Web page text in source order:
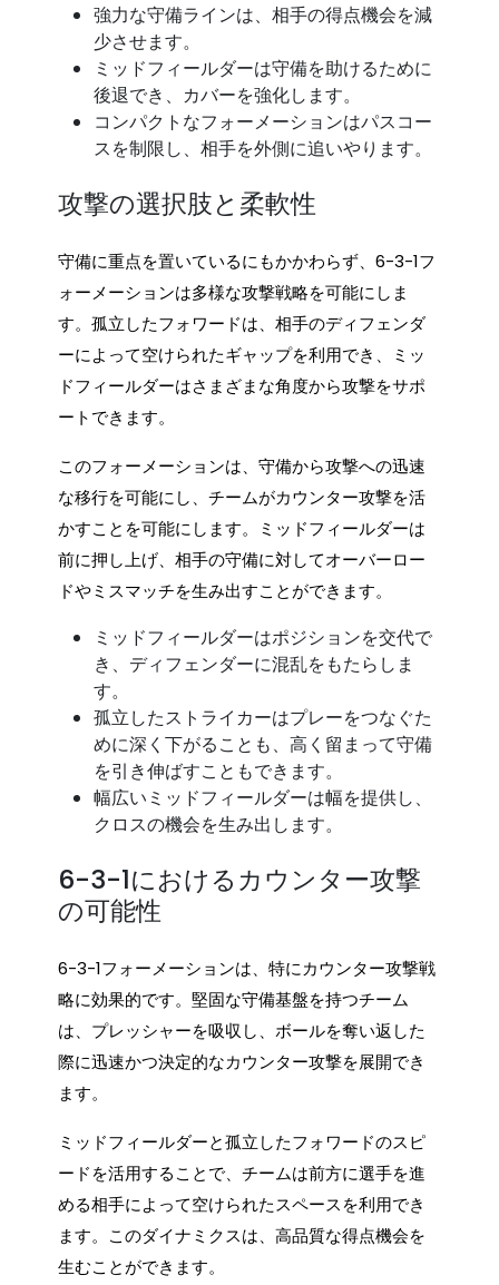
強力な守備ラインは、相手の得点機会を減
少させます。
ミッドフィールダーは守備を助けるために
後退でき、カバーを強化します。
コンパクトなフォーメーションはパスコー
スを制限し、相手を外側に追いやります。
攻撃の選択肢と柔軟性
守備に重点を置いているにもかかわらず、6-3-1フ
ォーメーションは多様な攻撃戦略を可能にしま
す。孤立したフォワードは、相手のディフェンダ
ーによって空けられたギャップを利用でき、ミッ
ドフィールダーはさまざまな角度から攻撃をサポ
ートできます。
このフォーメーションは、守備から攻撃への迅速
な移行を可能にし、チームがカウンター攻撃を活
かすことを可能にします。ミッドフィールダーは
前に押し上げ、相手の守備に対してオーバーロー
ドやミスマッチを生み出すことができます。
ミッドフィールダーはポジションを交代で
き、ディフェンダーに混乱をもたらしま
す。
孤立したストライカーはプレーをつなぐた
めに深く下がることも、高く留まって守備
を引き伸ばすこともできます。
幅広いミッドフィールダーは幅を提供し、
クロスの機会を生み出します。
6-3-1におけるカウンター攻撃
の可能性
6-3-1フォーメーションは、特にカウンター攻撃戦
略に効果的です。堅固な守備基盤を持つチーム
は、プレッシャーを吸収し、ボールを奪い返した
際に迅速かつ決定的なカウンター攻撃を展開でき
ます。
ミッドフィールダーと孤立したフォワードのスピ
ードを活用することで、チームは前方に選手を進
める相手によって空けられたスペースを利用でき
ます。このダイナミクスは、高品質な得点機会を
生むことができます。